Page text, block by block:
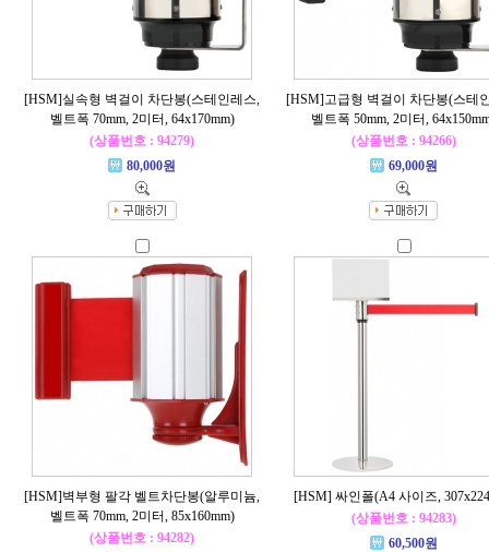
[HSM]실속형 벽걸이 차단봉(스테인레스,
벨트폭 70mm, 2미터, 64x170mm)
(상품번호 : 94279)
80,000원
[HSM]고급형 벽걸이 차단봉(스테
벨트폭 50mm, 2미터,
(상품번호 : 94266)
69,000원
[HSM]벽부형 팔각 벨트차단봉(알루미늄,
벨트폭 70mm, 2미터, 85x160mm)
(상품번호 : 94282)
[HSM] 싸인폴(A4 사이즈,
(상품번호 : 94283)
60,500원